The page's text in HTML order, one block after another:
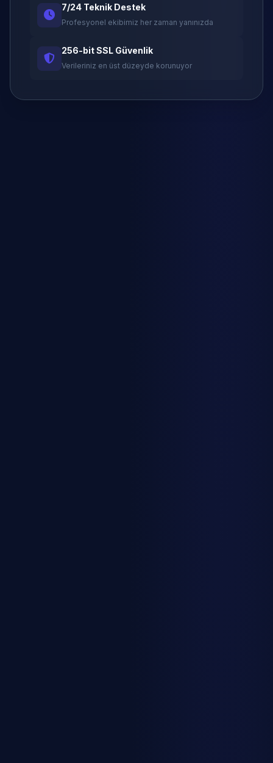
7/24 Teknik Destek
Profesyonel ekibimiz her zaman yanınızda
256-bit SSL Güvenlik
Verileriniz en üst düzeyde korunuyor